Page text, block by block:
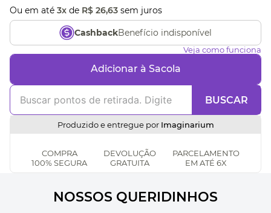
Ou em até 3x de R$ 26,63 sem juros
CashbackBenefício indisponível
Veja como funciona
Adicionar à Sacola
BUSCAR
Produzido e entregue por Imaginarium
COMPRA
100% SEGURA
DEVOLUÇÃO
GRATUITA
PARCELAMENTO
EM ATÉ 6X
NOSSOS QUERIDINHOS